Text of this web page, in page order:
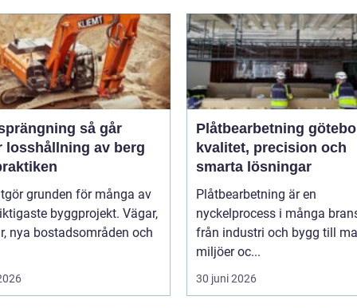
så går
losshållning av berg
grunden för många av
byggprojekt. Vägar,
nya bostadsområden och
Plåtbearbetning
kvalitet, precision och
smarta lösningar
Plåtbearbetning är en
nyckelprocess i många
från industri och bygg till
miljöer oc...
30 juni 2026